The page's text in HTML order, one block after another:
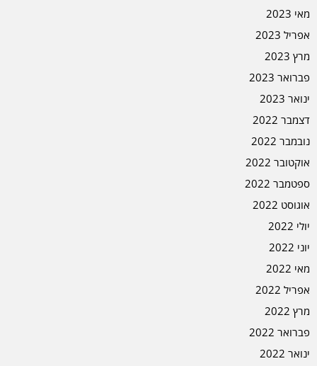
מאי 2023
אפריל 2023
מרץ 2023
פברואר 2023
ינואר 2023
דצמבר 2022
נובמבר 2022
אוקטובר 2022
ספטמבר 2022
אוגוסט 2022
יולי 2022
יוני 2022
מאי 2022
אפריל 2022
מרץ 2022
פברואר 2022
ינואר 2022